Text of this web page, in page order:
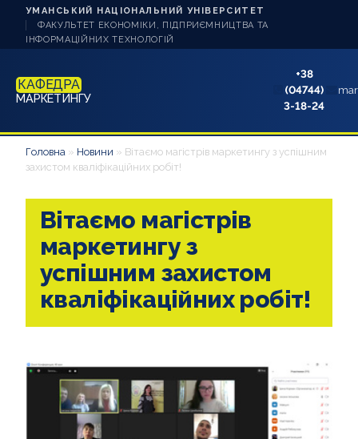
УМАНСЬКИЙ НАЦІОНАЛЬНИЙ УНІВЕРСИТЕТ
ФАКУЛЬТЕТ ЕКОНОМІКИ, ПІДПРИЄМНИЦТВА ТА
ІНФОРМАЦІЙНИХ ТЕХНОЛОГІЙ
КАФЕДРА
МАРКЕТИНГУ
+38
(04744)
3-18-24
НОВИНИ
СТУДЕНТУ
АБІТУРІЄНТУ
НАУКОВА РОБОТА
КОНТАКТИ
Головна » Новини » Вітаємо магістрів маркетингу з успішним
захистом кваліфікаційних робіт!
Вітаємо магістрів
маркетингу з
успішним захистом
кваліфікаційних робіт!